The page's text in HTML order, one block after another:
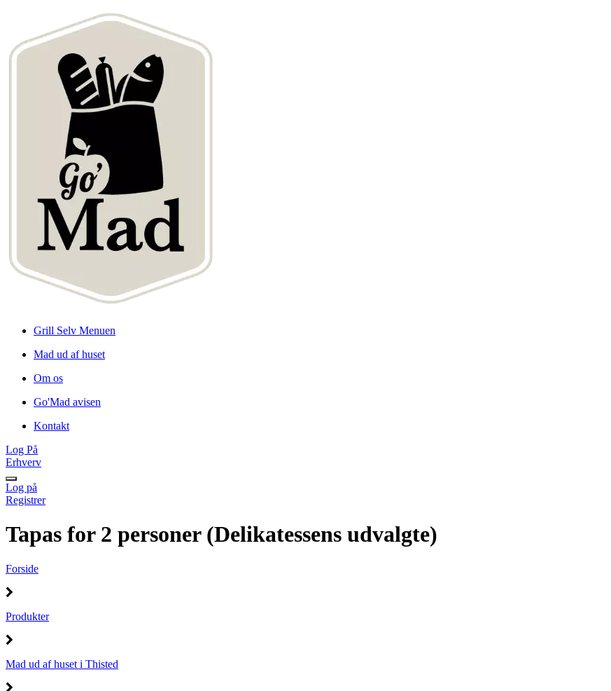
Grill Selv Menuen
Mad ud af huset
Om os
Go'Mad avisen
Kontakt
Log På
Erhverv
Log på
Registrer
Tapas for 2 personer (Delikatessens udvalgte)
Forside
Produkter
Mad ud af huset i Thisted